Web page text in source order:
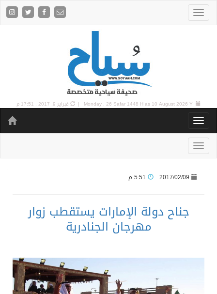
Monday , 26 Safar 1448 H as 10 August 2026 Y | فبراير 9, 2017 , 17:51 م
2017/02/09
جناح دولة الإمارات يستقطب زوار
مهرجان الجنادرية